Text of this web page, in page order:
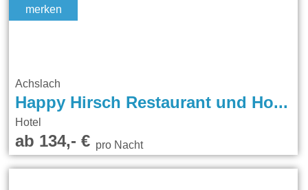
merken
Achslach
Happy Hirsch Restaurant und Hotel Hirschenstein
Hotel
ab 134,- €pro Nacht